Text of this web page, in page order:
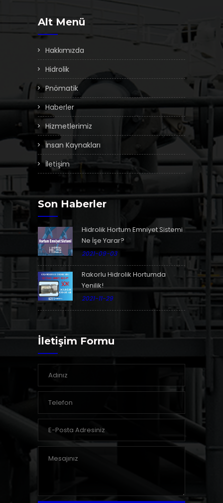
Alt Menü
Hakkımızda
Hidrolik
Pnömatik
Haberler
Hizmetlerimiz
İnsan Kaynakları
İletişim
Son Haberler
Hidrolik Hortum Emniyet Sistemi
Ne İşe Yarar?
2021-09-03
Rakorlu Hidrolik Hortumda
Yenilik!
2021-11-29
İletişim Formu